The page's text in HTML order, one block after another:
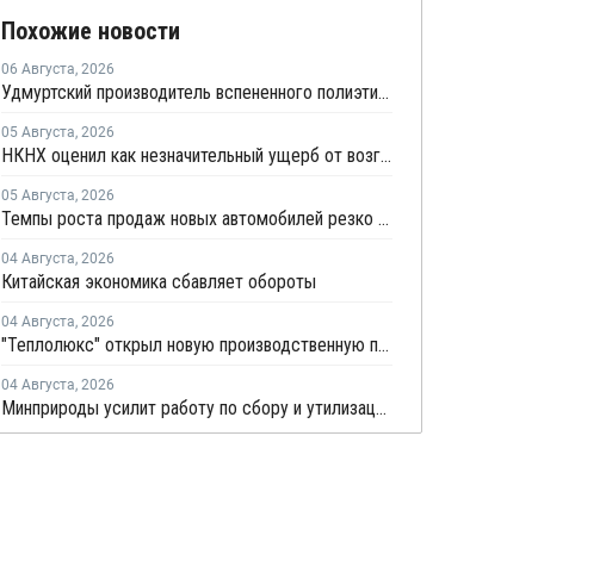
Похожие новости
06 Августа, 2026
Удмуртский производитель вспененного полиэтилена нарастит выпуск на 15%
05 Августа, 2026
НКНХ оценил как незначительный ущерб от возгорания на линии полистирола
05 Августа, 2026
Темпы роста продаж новых автомобилей резко замедлились
04 Августа, 2026
Китайская экономика сбавляет обороты
04 Августа, 2026
"Теплолюкс" открыл новую производственную площадку по выпуску инженерных систем
04 Августа, 2026
Минприроды усилит работу по сбору и утилизации отработанных шин